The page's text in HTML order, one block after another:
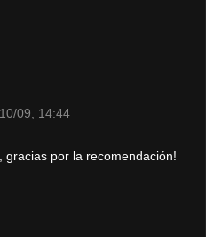
09, 14:44
gracias por la recomendación!